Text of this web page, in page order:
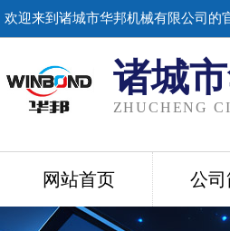
欢迎来到诸城市华邦机械有限公司的
诸城
ZHUCHENG
网站首页 公司